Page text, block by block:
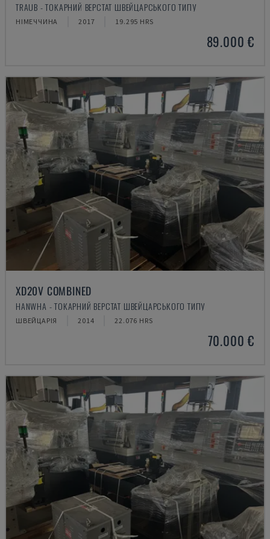
TRAUB - ТОКАРНИЙ ВЕРСТАТ ШВЕЙЦАРСЬКОГО ТИПУ
НІМЕЧЧИНА 2017 19.295 HRS
89.000 €
XD20V COMBINED
HANWHA - ТОКАРНИЙ ВЕРСТАТ ШВЕЙЦАРСЬКОГО ТИПУ
ШВЕЙЦАРІЯ 2014 22.076 HRS
70.000 €